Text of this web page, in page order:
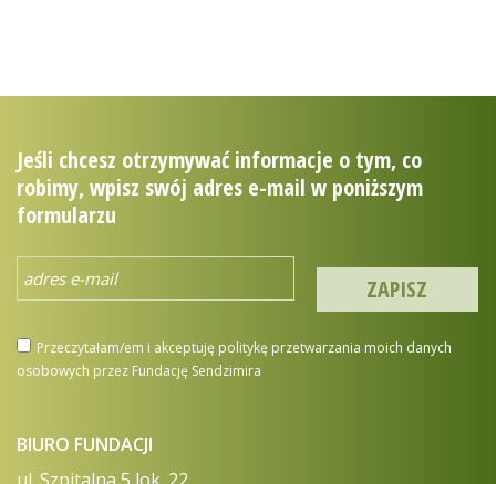
Jeśli chcesz otrzymywać informacje o tym, co
robimy, wpisz swój adres e-mail w poniższym
formularzu
Przeczytałam/em i akceptuję politykę przetwarzania moich danych
osobowych przez Fundację Sendzimira
BIURO FUNDACJI